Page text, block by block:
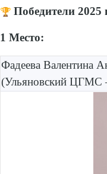
🏆 Победители 2025
1 Место:
Фадеева Валентина
(Ульяновский